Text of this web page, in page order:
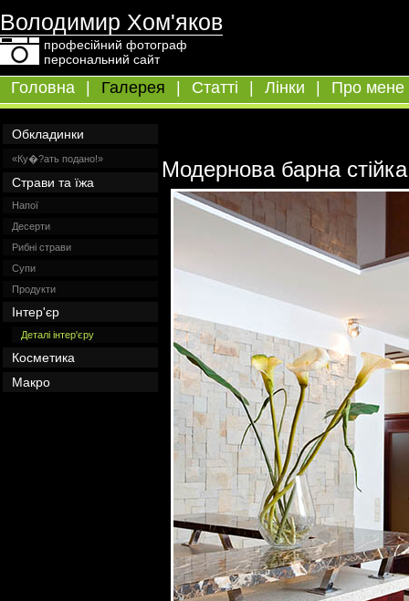
Володимир Хом'яков
професійний фотограф
персональний сайт
Головна Галерея Статті Лінки Про мене
Обкладинки
«Ку�?ать подано!»
Страви та їжа
Напої
Десерти
Рибні страви
Супи
Продукти
Інтер'єр
Деталі інтер'єру
Косметика
Макро
Модернова барна стійка